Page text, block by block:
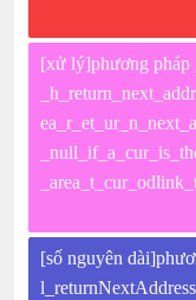
[xử lý]phương pháp
[số nguyên